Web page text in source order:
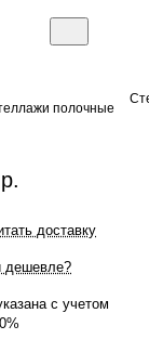
полочные
доставку
дешевле?
с учетом